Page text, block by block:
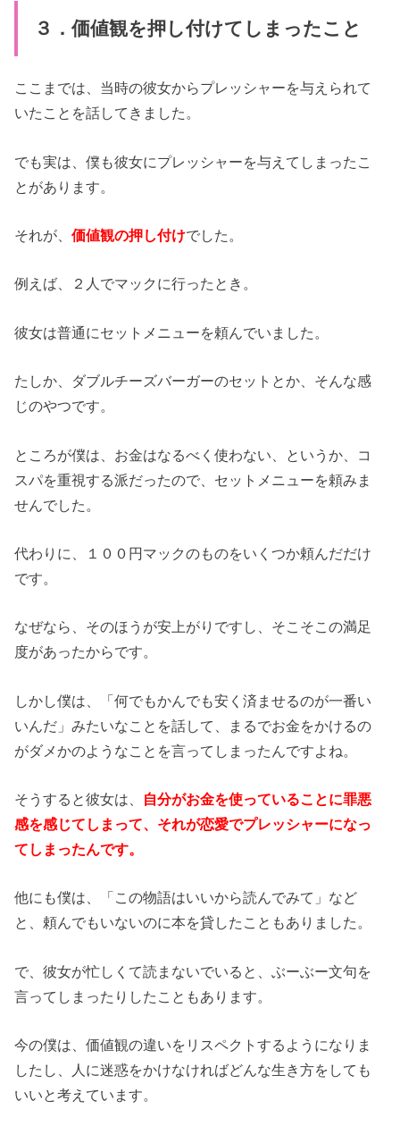
３．価値観を押し付けてしまったこと
ここまでは、当時の彼女からプレッシャーを与えられて
いたことを話してきました。
でも実は、僕も彼女にプレッシャーを与えてしまったこ
とがあります。
それが、価値観の押し付けでした。
例えば、２人でマックに行ったとき。
彼女は普通にセットメニューを頼んでいました。
たしか、ダブルチーズバーガーのセットとか、そんな感
じのやつです。
ところが僕は、お金はなるべく使わない、というか、コ
スパを重視する派だったので、セットメニューを頼みま
せんでした。
代わりに、１００円マックのものをいくつか頼んだだけ
です。
なぜなら、そのほうが安上がりですし、そこそこの満足
度があったからです。
しかし僕は、「何でもかんでも安く済ませるのが一番い
いんだ」みたいなことを話して、まるでお金をかけるの
がダメかのようなことを言ってしまったんですよね。
そうすると彼女は、 自分がお金を使っていることに罪悪
感を感じてしまって、それが恋愛でプレッシャーになっ
てしまったんです。
他にも僕は、「この物語はいいから読んでみて」など
と、頼んでもいないのに本を貸したこともありました。
で、彼女が忙しくて読まないでいると、ぶーぶー文句を
言ってしまったりしたこともあります。
今の僕は、価値観の違いをリスペクトするようになりま
したし、人に迷惑をかけなければどんな生き方をしても
いいと考えています。